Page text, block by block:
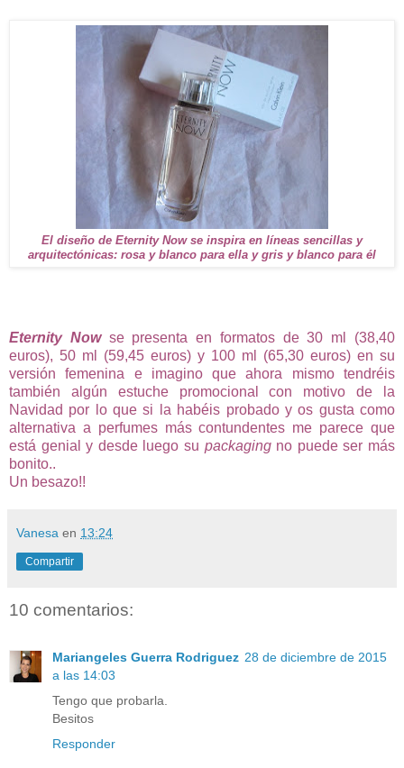
El diseño de Eternity Now se inspira en líneas sencillas y
arquitectónicas: rosa y blanco para ella y gris y blanco para él
Eternity Nowse presenta en formatos de 30 ml (38,40
euros), 50 ml (59,45 euros) y 100 ml (65,30 euros) en su
versión femenina e imagino que ahora mismo tendréis
también algún estuche promocional con motivo de la
Navidad por lo que si la habéis probado y os gusta como
alternativa a perfumes más contundentes me parece que
está genial y desde luego su packaging no puede ser más
bonito..
Un besazo!!
Vanesa en 13:24
Compartir
10 comentarios:
Mariangeles Guerra Rodriguez 28 de diciembre de 2015
a las 14:03
Tengo que probarla.
Besitos
Responder